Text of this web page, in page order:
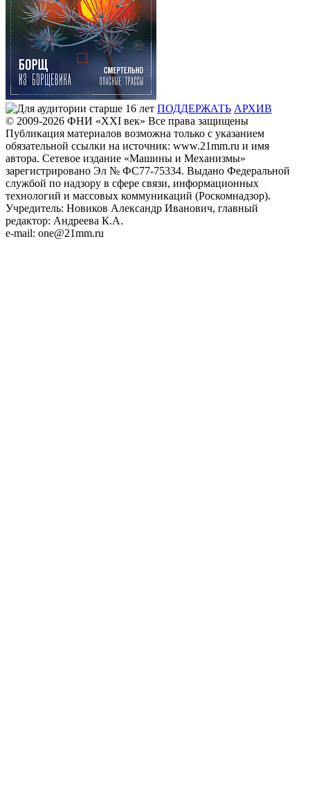
ПОДДЕРЖАТЬ АРХИВ
© 2009-2026 ФHИ «XXI век» Все права защищены
Публикация материалов возможна только с указанием
обязательной ссылки на источник: www.21mm.ru и имя
автора. Сетевое издание «Машины и Механизмы»
зарегистрировано Эл № ФС77-75334. Выдано Федеральной
службой по надзору в сфере связи, информационных
технологий и массовых коммуникаций (Роскомнадзор).
Учредитель: Новиков Александр Иванович, главный
редактор: Андреева К.А.
e-mail: one@21mm.ru